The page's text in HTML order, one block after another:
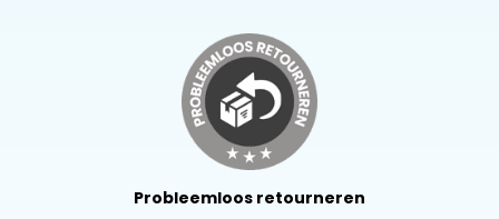
Probleemloos retourneren